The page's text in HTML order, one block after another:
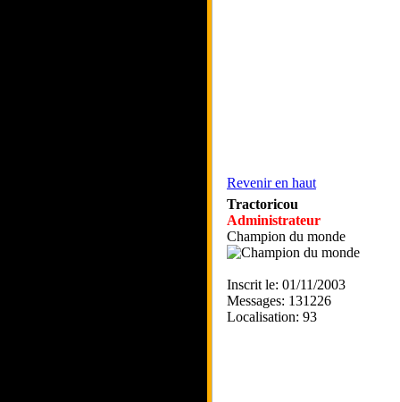
Revenir en haut
Tractoricou
Administrateur
Champion du monde
Inscrit le: 01/11/2003
Messages: 131226
Localisation: 93